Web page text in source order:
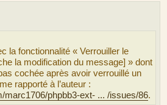
la fonctionnalité « Verrouiller le
la modification du message] » dont
cochée après avoir verrouillé un
rapporté à l’auteur :
marc1706/phpbb3-ext- ... /issues/86.